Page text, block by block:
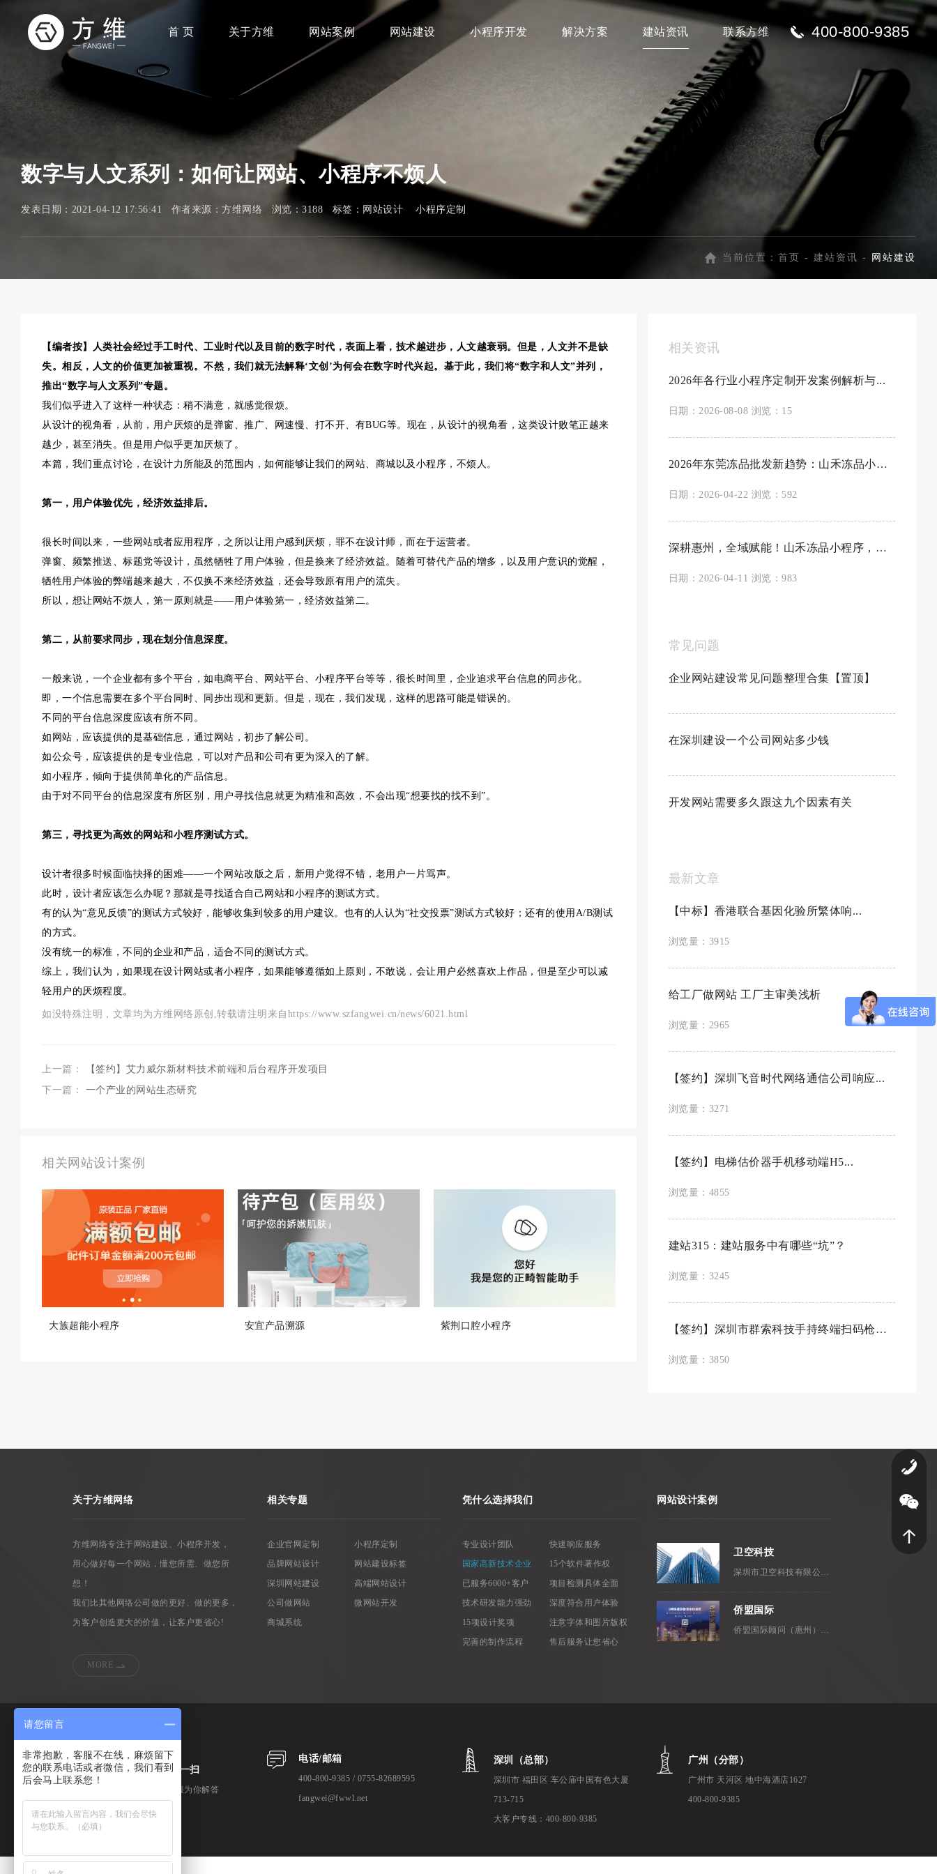
首 页 关于方维 网站案例 网站建设 小程序开发 解决方案 建站资讯 联系方维 400-800-9385
数字与人文系列：如何让网站、小程序不烦人
发表日期：2021-04-12 17:56:41 作者来源：方维网络 浏览：3188 标签： 网站设计 小程序定制
当前位置： 首页 - 建站资讯 - 网站建设
【编者按】人类社会经过手工时代、工业时代以及目前的数字时代，表面上看，技术越进步，人文越衰弱。但是，人文并不是缺
失。相反，人文的价值更加被重视。不然，我们就无法解释‘文创’为何会在数字时代兴起。基于此，我们将“数字和人文”并列，
推出“数字与人文系列”专题。
我们似乎进入了这样一种状态：稍不满意，就感觉很烦。
从设计的视角看，从前，用户厌烦的是弹窗、推广、网速慢、打不开、有BUG等。现在，从设计的视角看，这类设计败笔正越来
越少，甚至消失。但是用户似乎更加厌烦了。
本篇，我们重点讨论，在设计力所能及的范围内，如何能够让我们的网站、商城以及小程序，不烦人。
第一，用户体验优先，经济效益排后。
很长时间以来，一些网站或者应用程序，之所以让用户感到厌烦，罪不在设计师，而在于运营者。
弹窗、频繁推送、标题党等设计，虽然牺牲了用户体验，但是换来了经济效益。随着可替代产品的增多，以及用户意识的觉醒，
牺牲用户体验的弊端越来越大，不仅换不来经济效益，还会导致原有用户的流失。
所以，想让网站不烦人，第一原则就是——用户体验第一，经济效益第二。
第二，从前要求同步，现在划分信息深度。
一般来说，一个企业都有多个平台，如电商平台、网站平台、小程序平台等等，很长时间里，企业追求平台信息的同步化。
即，一个信息需要在多个平台同时、同步出现和更新。但是，现在，我们发现，这样的思路可能是错误的。
不同的平台信息深度应该有所不同。
如网站，应该提供的是基础信息，通过网站，初步了解公司。
如公众号，应该提供的是专业信息，可以对产品和公司有更为深入的了解。
如小程序，倾向于提供简单化的产品信息。
由于对不同平台的信息深度有所区别，用户寻找信息就更为精准和高效，不会出现“想要找的找不到”。
第三，寻找更为高效的网站和小程序测试方式。
设计者很多时候面临抉择的困难——一个网站改版之后，新用户觉得不错，老用户一片骂声。
此时，设计者应该怎么办呢？那就是寻找适合自己网站和小程序的测试方式。
有的认为“意见反馈”的测试方式较好，能够收集到较多的用户建议。也有的人认为“社交投票”测试方式较好；还有的使用A/B测试
的方式。
没有统一的标准，不同的企业和产品，适合不同的测试方式。
综上，我们认为，如果现在设计网站或者小程序，如果能够遵循如上原则，不敢说，会让用户必然喜欢上作品，但是至少可以减
轻用户的厌烦程度。
如没特殊注明，文章均为方维网络原创,转载请注明来自https://www.szfangwei.cn/news/6021.html
上一篇：
【签约】艾力威尔新材料技术前端和后台程序开发项目
下一篇： 一个产业的网站生态研究
相关网站设计案例
大族超能小程序 安宜产品溯源 紫荆口腔小程序
相关资讯
2026年各行业小程序定制开发案例解析与...
日期：2026-08-08 浏览：15
2026年东莞冻品批发新趋势：山禾冻品小程序如...
日期：2026-04-22 浏览：592
深耕惠州，全域赋能！山禾冻品小程序，重塑...
日期：2026-04-11 浏览：983
常见问题
企业网站建设常见问题整理合集【置顶】
在深圳建设一个公司网站多少钱
开发网站需要多久跟这九个因素有关
最新文章
【中标】香港联合基因化验所繁体响...
浏览量：3915
给工厂做网站 工厂主审美浅析
浏览量：2965
【签约】深圳飞音时代网络通信公司响应...
浏览量：3271
【签约】电梯估价器手机移动端H5...
浏览量：4855
建站315：建站服务中有哪些“坑”？
浏览量：3245
【签约】深圳市群索科技手持终端扫码枪行业...
浏览量：3850
关于方维网络
方维网络专注于网站建设、小程序开发，
用心做好每一个网站，懂您所需、做您所
想！
我们比其他网络公司做的更好、做的更多，
为客户创造更大的价值，让客户更省心!
MORE
相关专题
企业官网定制
小程序定制
品牌网站设计
网站建设标签
深圳网站建设
高端网站设计
公司做网站
微网站开发
商城系统
凭什么选择我们
专业设计团队
快速响应服务
国家高新技术企业
15个软件著作权
已服务6000+客户
项目检测具体全面
技术研发能力强劲
深度符合用户体验
15项设计奖项
注意字体和图片版权
完善的制作流程
售后服务让您省心
网站设计案例
卫空科技
深圳市卫空科技有限公司，成立...
侨盟国际
侨盟国际顾问（惠州）有限公司是...
微信扫一扫
专业客服为你解答
电话/邮箱
400-800-9385 / 0755-82689595
fangwei@fwwl.net
深圳（总部）
深圳市 福田区 车公庙中国有色大厦
713-715
大客户专线：400-800-9385
广州（分部）
广州市 天河区 地中海酒店1627
400-800-9385
请您留言
非常抱歉，客服不在线，麻烦留下
您的联系电话或者微信，我们看到
后会马上联系您！